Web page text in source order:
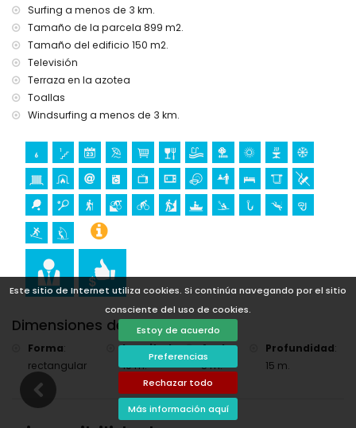
Este sitio de Internet utiliza cookies. Si continúa navegando por el sitio
consciente del uso de cookies.
Estoy de acuerdo
Preferencias
Rechazar todo
Más información aquí
del alojamiento)
tenis (a menos de 1000 metros de la villa)
senderismo, ciclismo de montaña, ciclismo, escalada,
piragüismo, kayak, pesca, buceo, snorkel, surf y windsurf (a
golf (Club de Golf Jávea, Jávea) y equitación (a menos de
Surfing a menos de 3 km.
Tamaño de la parcela 899 m2.
Tamaño del edificio 150 m2.
Televisión
Terraza en la azotea
Toallas
Windsurfing a menos de 3 km.
Dimensiones de la piscina
Forma:
rectangular
Longitud:
10 m.
Ancho:
5 m.
Profundidad:
15 m.